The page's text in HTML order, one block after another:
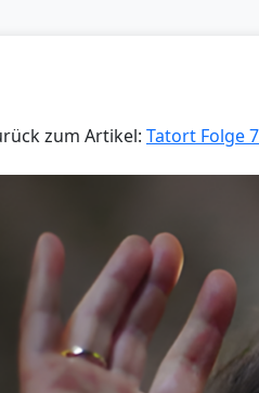
zum Artikel: Tatort Folge